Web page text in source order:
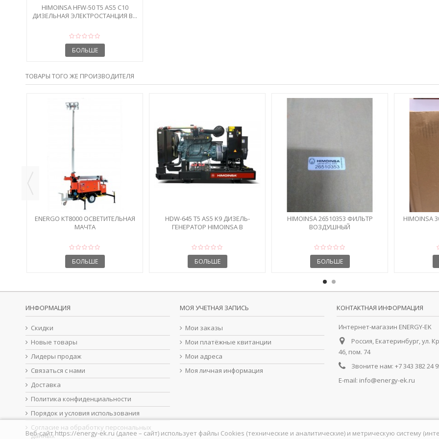
HIMOINSA HFW-50 T5 AS5 C10
ДИЗЕЛЬНАЯ ЭЛЕКТРОСТАНЦИЯ В...
БОЛЬШЕ
ТОВАРЫ ТОГО ЖЕ ПРОИЗВОДИТЕЛЯ
ENERGO КТ8000 ОСВЕТИТЕЛЬНАЯ
МАЧТА
БОЛЬШЕ
HDW-645 T5 AS5 K9 ДИЗЕЛЬ-
ГЕНЕРАТОР HIMOINSA В
БОЛЬШЕ
HIMOINSA 26510353 ФИЛЬТР
ВОЗДУШНЫЙ
БОЛЬШЕ
ИНФОРМАЦИЯ
Скидки
Новые товары
Лидеры продаж
Связаться с нами
Доставка
Политика конфиденциальности
Порядок и условия использования
Согласие на обработку персональных
данных
МОЯ УЧЕТНАЯ ЗАПИСЬ
Мои заказы
Мои платёжные квитанции
Мои адреса
Моя личная информация
КОНТАКТНАЯ ИНФОРМАЦИЯ
Интернет-магазин ENERGY-EK
Россия, Екатеринбург, ул.
46, пом. 74
Звоните нам: +7 343 382 24
E-mail: info@energy-ek.ru
Веб-сайт https://energy-ek.ru (далее – сайт) использует файлы Cookies (технические и аналитические) и метрическую систему